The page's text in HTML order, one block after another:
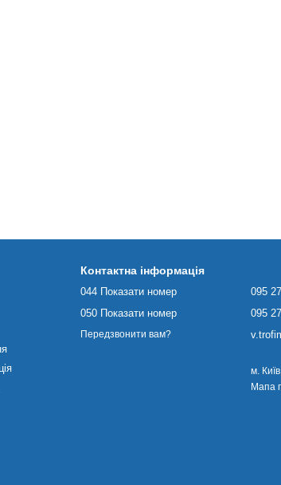
Контактна інформація
044 Показати номер
050 Показати номер
Передзвонити вам?
095
095
м.
Мапа